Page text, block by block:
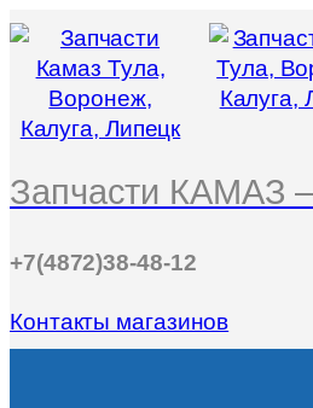
Запчасти КАМАЗ
+7(4872)38-48-12
Контакты магазинов